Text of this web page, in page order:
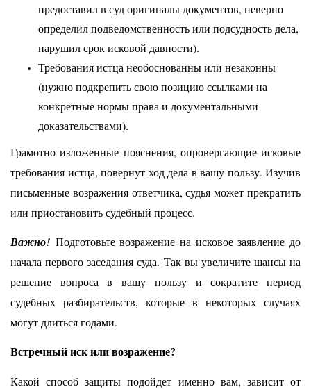
предоставил в суд оригиналы документов, неверно
определил подведомственность или подсудность дела,
нарушил срок исковой давности).
Требования истца необоснованны или незаконны
(нужно подкрепить свою позицию ссылками на
конкретные нормы права и документальными
доказательствами).
Грамотно изложенные пояснения, опровергающие исковые
требования истца, повернут ход дела в вашу пользу. Изучив
письменные возражения ответчика, судья может прекратить
или приостановить судебный процесс.
Важно! Подготовьте возражение на исковое заявление до
начала первого заседания суда. Так вы увеличите шансы на
решение вопроса в вашу пользу и сократите период
судебных разбирательств, которые в некоторых случаях
могут длиться годами.
Встречный иск или возражение?
Какой способ защиты подойдет именно вам, зависит от